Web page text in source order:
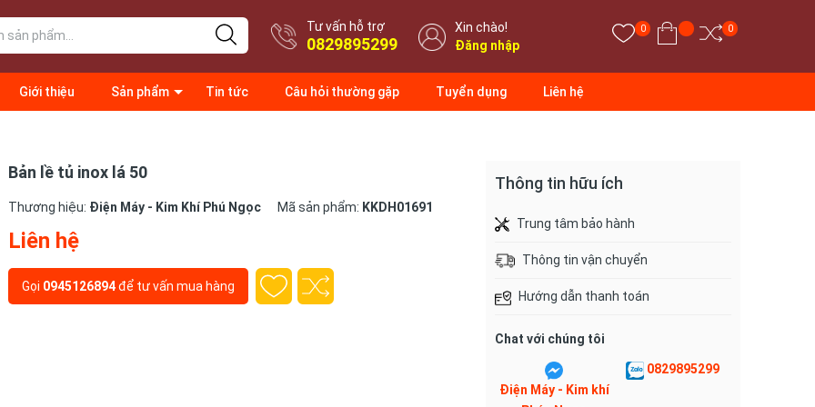
Tư vấn hỗ trợ
0829895299
Xin chào!
Đăng nhập
0 0
Giới thiệu Sản phẩm Tin tức Câu hỏi thường gặp Tuyển dụng Liên hệ
Bản lề tủ inox lá 50
Thương hiệu: Điện Máy - Kim Khí Phú Ngọc Mã sản phẩm: KKDH01691
Liên hệ
Gọi 0945126894để tư vấn mua hàng
Thông tin hữu ích
Trung tâm bảo hành
Thông tin vận chuyển
Hướng dẫn thanh toán
Chat với chúng tôi
Điện Máy - Kim khí
0829895299